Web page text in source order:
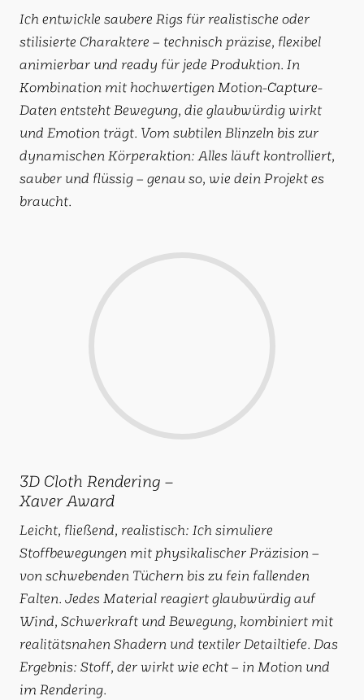
Ich entwickle saubere Rigs für realistische oder
stilisierte Charaktere – technisch präzise, flexibel
animierbar und ready für jede Produktion. In
Kombination mit hochwertigen Motion-Capture-
Daten entsteht Bewegung, die glaubwürdig wirkt
und Emotion trägt. Vom subtilen Blinzeln bis zur
dynamischen Körperaktion: Alles läuft kontrolliert,
sauber und flüssig – genau so, wie dein Projekt es
braucht.
3D Cloth Rendering –
Xaver Award
Leicht, fließend, realistisch: Ich simuliere
Stoffbewegungen mit physikalischer Präzision –
von schwebenden Tüchern bis zu fein fallenden
Falten. Jedes Material reagiert glaubwürdig auf
Wind, Schwerkraft und Bewegung, kombiniert mit
realitätsnahen Shadern und textiler Detailtiefe. Das
Ergebnis: Stoff, der wirkt wie echt – in Motion und
im Rendering.